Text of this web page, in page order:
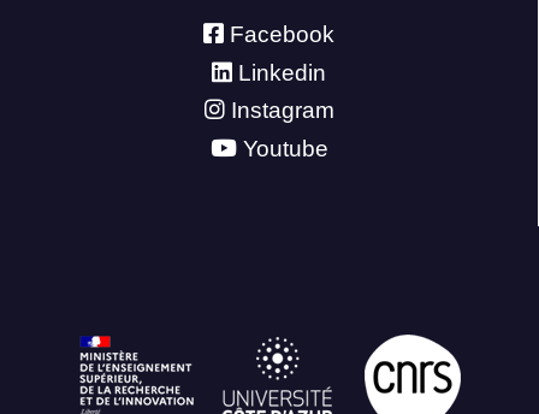
Facebook
Linkedin
Instagram
Youtube